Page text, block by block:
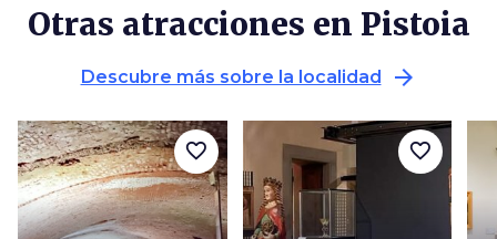
Otras atracciones en Pistoia
Descubre más sobre la localidad arrow_forward
favorite_border favorite_border